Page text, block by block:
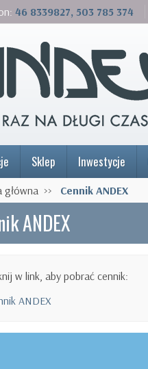
46 8339827, 503 785 374
Sklep Inwestycje
główna Cennik ANDEX
ANDEX
w link, aby pobrać cennik:
ANDEX